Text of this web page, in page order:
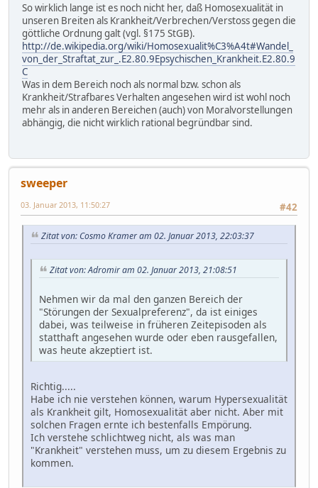
So wirklich lange ist es noch nicht her, daß Homosexualität in
unseren Breiten als Krankheit/Verbrechen/Verstoss gegen die
göttliche Ordnung galt (vgl. §175 StGB).
http://de.wikipedia.org/wiki/Homosexualit%C3%A4t#Wandel_
von_der_Straftat_zur_.E2.80.9Epsychischen_Krankheit.E2.80.9
C
Was in dem Bereich noch als normal bzw. schon als
Krankheit/Strafbares Verhalten angesehen wird ist wohl noch
mehr als in anderen Bereichen (auch) von Moralvorstellungen
abhängig, die nicht wirklich rational begründbar sind.
sweeper
#42
03. Januar 2013, 11:50:27
Zitat von: Cosmo Kramer am 02. Januar 2013, 22:03:37
Zitat von: Adromir am 02. Januar 2013, 21:08:51
Nehmen wir da mal den ganzen Bereich der
"Störungen der Sexualpreferenz", da ist einiges
dabei, was teilweise in früheren Zeitepisoden als
statthaft angesehen wurde oder eben rausgefallen,
was heute akzeptiert ist.
Richtig.....
Habe ich nie verstehen können, warum Hypersexualität
als Krankheit gilt, Homosexualität aber nicht. Aber mit
solchen Fragen ernte ich bestenfalls Empörung.
Ich verstehe schlichtweg nicht, als was man
"Krankheit" verstehen muss, um zu diesem Ergebnis zu
kommen.